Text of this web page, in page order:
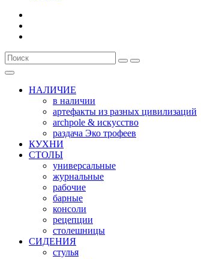
НАЛИЧИЕ
в наличии
артефакты из разных цивилизаций
archpole & искусство
раздача Эко трофеев
КУХНИ
СТОЛЫ
универсальные
журнальные
рабочие
барные
консоли
рецепции
столешницы
СИДЕНИЯ
стулья